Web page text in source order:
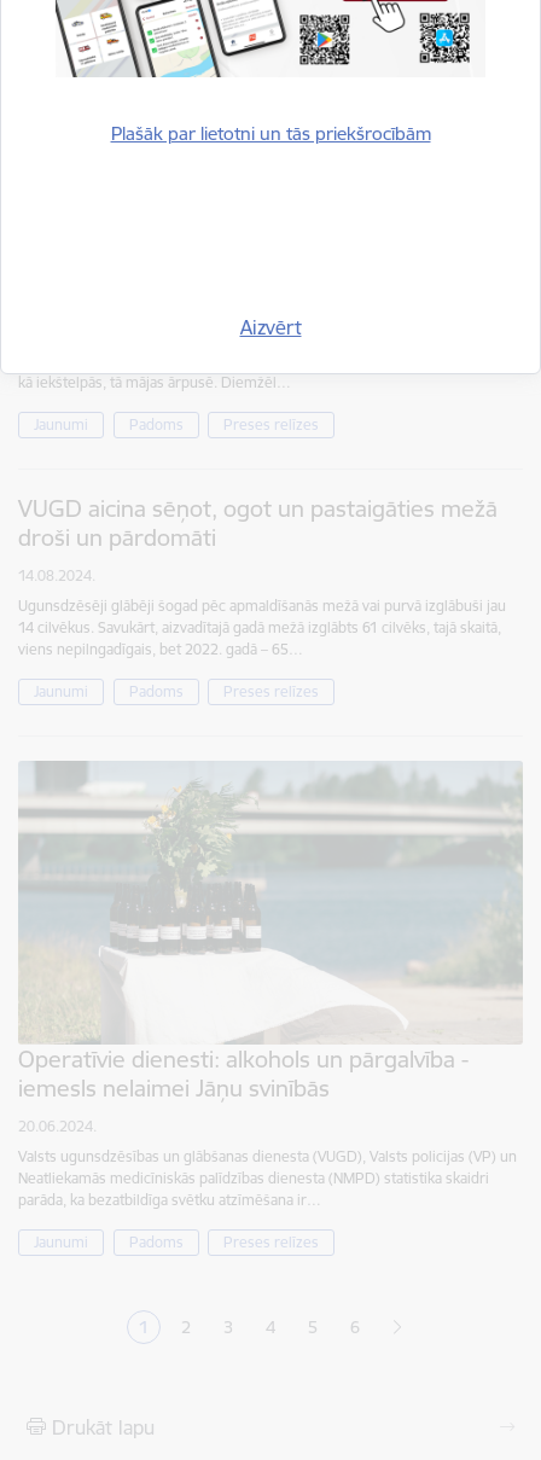
Plašāk par lietotni un tās priekšrocībām
Aizvērt
20.12.2024.
Šogad Ziemassvētku un svētku brīvdienas operatīvie dienesti gaida ar lielām
Jau šo svētdien, 1.decembrī, atzīmēsim Pirmo adventi, kad mājās ienāks
kā iekštelpās, tā mājas ārpusē. Diemžēl…
Jaunumi Padoms Preses relīzes
VUGD aicina sēņot, ogot un pastaigāties mežā
droši un pārdomāti
14.08.2024.
Ugunsdzēsēji glābēji šogad pēc apmaldīšanās mežā vai purvā izglābuši jau
14 cilvēkus. Savukārt, aizvadītajā gadā mežā izglābts 61 cilvēks, tajā skaitā,
viens nepilngadīgais, bet 2022. gadā – 65…
Jaunumi Padoms Preses relīzes
Operatīvie dienesti: alkohols un pārgalvība -
iemesls nelaimei Jāņu svinībās
20.06.2024.
Valsts ugunsdzēsības un glābšanas dienesta (VUGD), Valsts policijas (VP) un
Neatliekamās medicīniskās palīdzības dienesta (NMPD) statistika skaidri
parāda, ka bezatbildīga svētku atzīmēšana ir…
Jaunumi Padoms Preses relīzes
Pašreizējā lapa
1 Lapa
2 Lapa
3 Lapa
4 Lapa
5 6
Drukāt lapu